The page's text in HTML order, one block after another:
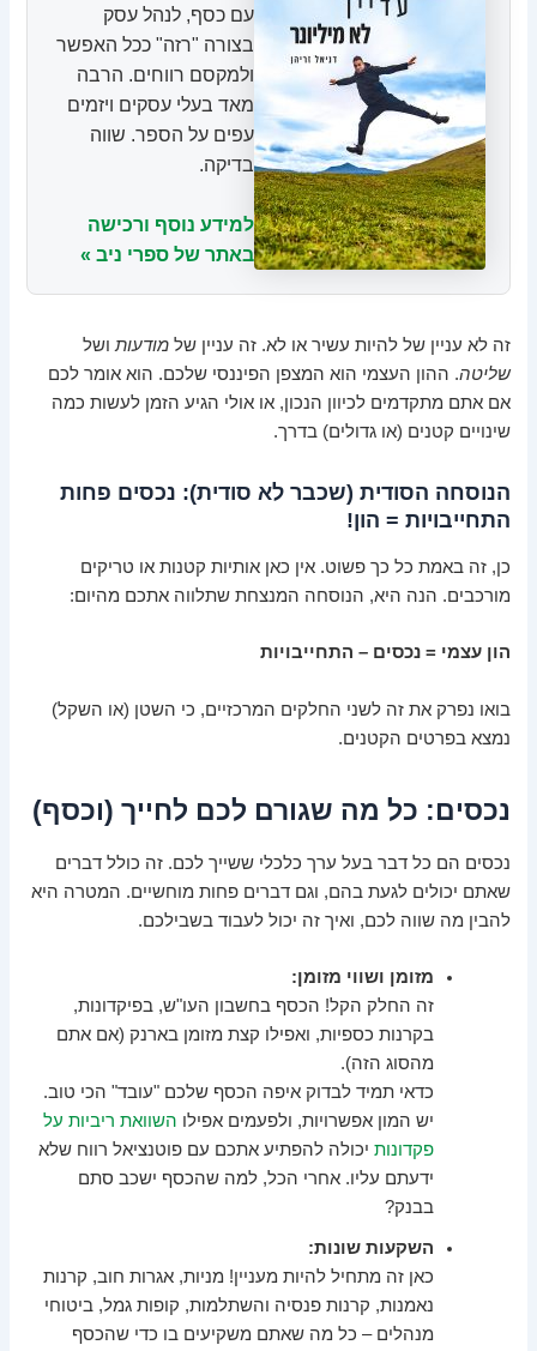
עם כסף, לנהל עסק
בצורה "רזה" ככל האפשר
ולמקסם רווחים. הרבה
מאד בעלי עסקים ויזמים
עפים על הספר. שווה
בדיקה.
למידע נוסף ורכישה
באתר של ספרי ניב »
זה לא עניין של להיות עשיר או לא. זה עניין שלמודעות ושל
שליטה. ההון העצמי הוא המצפן הפיננסי שלכם. הוא אומר לכם
אם אתם מתקדמים לכיוון הנכון, או אולי הגיע הזמן לעשות כמה
שינויים קטנים (או גדולים) בדרך.
הנוסחה הסודית (שכבר לא סודית): נכסים פחות
התחייבויות = הון!
כן, זה באמת כל כך פשוט. אין כאן אותיות קטנות או טריקים
מורכבים. הנה היא, הנוסחה המנצחת שתלווה אתכם מהיום:
הון עצמי = נכסים – התחייבויות
בואו נפרק את זה לשני החלקים המרכזיים, כי השטן (או השקל)
נמצא בפרטים הקטנים.
נכסים: כל מה שגורם לכם לחייך (וכסף)
נכסים הם כל דבר בעל ערך כלכלי ששייך לכם. זה כולל דברים
שאתם יכולים לגעת בהם, וגם דברים פחות מוחשיים. המטרה היא
להבין מה שווה לכם, ואיך זה יכול לעבוד בשבילכם.
מזומן ושווי מזומן:
זה החלק הקל! הכסף בחשבון העו"ש, בפיקדונות,
בקרנות כספיות, ואפילו קצת מזומן בארנק (אם אתם
מהסוג הזה).
כדאי תמיד לבדוק איפה הכסף שלכם "עובד" הכי טוב.
יש המון אפשרויות, ולפעמים אפילו השוואת ריביות על
פקדונות יכולה להפתיע אתכם עם פוטנציאל רווח שלא
ידעתם עליו. אחרי הכל, למה שהכסף ישכב סתם
בבנק?
השקעות שונות:
כאן זה מתחיל להיות מעניין! מניות, אגרות חוב, קרנות
נאמנות, קרנות פנסיה והשתלמות, קופות גמל, ביטוחי
מנהלים – כל מה שאתם משקיעים בו כדי שהכסף